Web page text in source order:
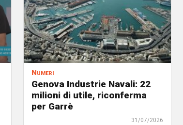
Numeri
Genova Industrie Navali: 22
milioni di utile, riconferma
per Garrè
31/07/2026